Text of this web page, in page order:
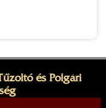
és Polgári